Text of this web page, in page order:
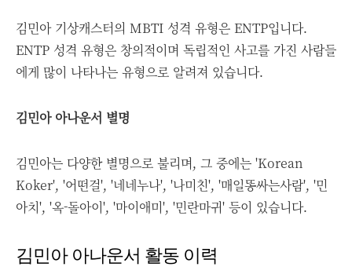
김민아 기상캐스터의 MBTI 성격 유형은 ENTP입니다.
ENTP 성격 유형은 창의적이며 독립적인 사고를 가진 사람들
에게 많이 나타나는 유형으로 알려져 있습니다.
김민아 아나운서 별명
김민아는 다양한 별명으로 불리며, 그 중에는 'Korean
Koker', '어떤걸', '네네누나', '나미친', '매일똥싸는사람', '민
아치', '옥-돌아이', '마이애미', '민란마귀' 등이 있습니다.
김민아 아나운서 활동 이력